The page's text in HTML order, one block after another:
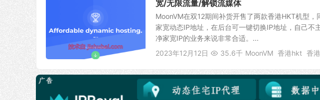
宽/无限流量/解锁流媒体
MoonVM在双12期间补货开售了两款香港HKT机型
家宽动态IP地址，在后台可一键切换IP地址，自己不
净家宽IP的业务来说非常合适。...
2023年12月12日
35.6千 MoonVM 香港hkt 香